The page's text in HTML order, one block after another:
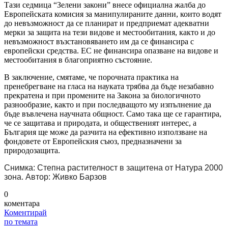
Тази седмица “Зелени закони” внесе официална жалба до
Европейската комисия за манипулираните данни, които водят
до невъзможност да се планират и предприемат адекватни
мерки за защита на тези видове и местообитания, както и до
невъзможност възстановяването им да се финансира с
европейски средства. ЕС не финансира опазване на видове и
местообитания в благоприятно състояние.
В заключение, смятаме, че порочната практика на
пренебрегване на гласа на науката трябва да бъде незабавно
прекратена и при промените на Закона за биологичното
разнообразие, както и при последващото му изпълнение да
бъде въвлечена научната общност. Само така ще се гарантира,
че се защитава и природата, и общественият интерес, а
България ще може да разчита на ефективно използване на
фондовете от Европейския съюз, предназначени за
природозащита.
Снимка: Степна растителност в защитена от Натура 2000
зона. Автор: Живко Барзов
0
коментара
Коментирай
по темата